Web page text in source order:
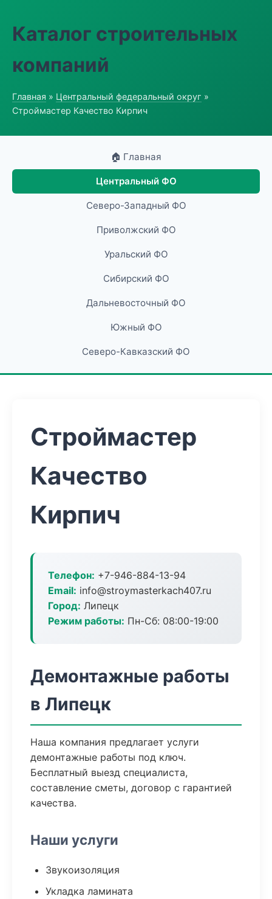
Каталог строительных
компаний
Главная » Центральный федеральный округ »
Строймастер Качество Кирпич
🏠 Главная
Центральный ФО
Северо-Западный ФО
Приволжский ФО
Уральский ФО
Сибирский ФО
Дальневосточный ФО
Южный ФО
Северо-Кавказский ФО
Строймастер
Качество
Кирпич
Телефон: +7-946-884-13-94
Email: info@stroymasterkach407.ru
Город: Липецк
Режим работы: Пн-Сб: 08:00-19:00
Демонтажные работы
в Липецк
Наша компания предлагает услуги
демонтажные работы под ключ.
Бесплатный выезд специалиста,
составление сметы, договор с гарантией
качества.
Наши услуги
Звукоизоляция
Укладка ламината